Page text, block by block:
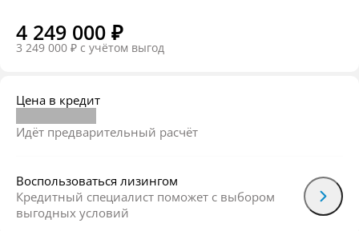
4 249 000 ₽
3 249 000 ₽ c учётом выгод
Цена в кредит
Идёт предварительный расчёт
Воспользоваться лизингом
Кредитный специалист поможет с выбором
выгодных условий